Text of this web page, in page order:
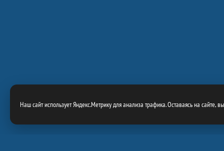
Наш сайт использует Яндекс.Метрику для анализа трафика. Оставаясь на сайте,